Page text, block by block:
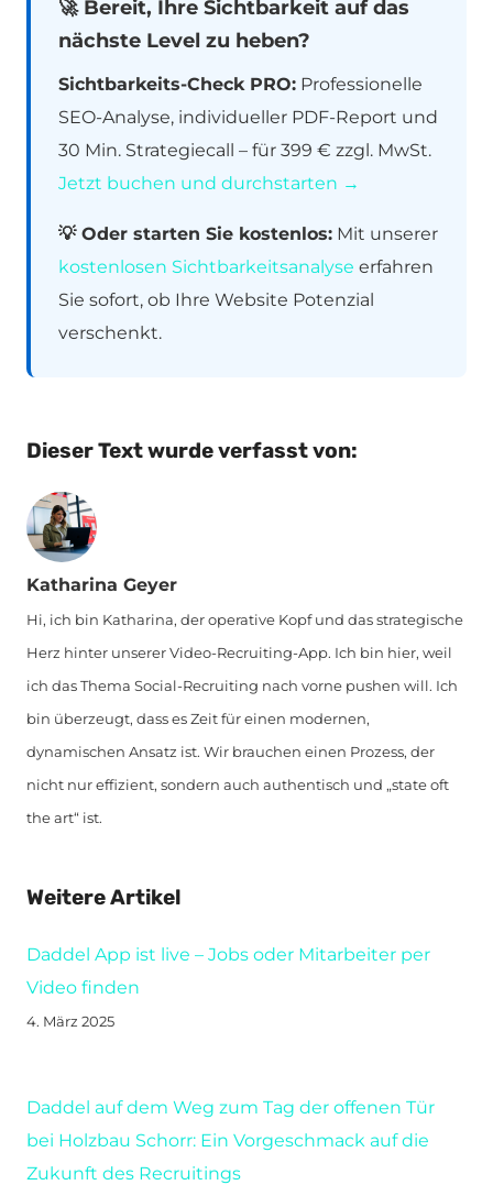
🚀 Bereit, Ihre Sichtbarkeit auf das
nächste Level zu heben?
Sichtbarkeits-Check PRO: Professionelle
SEO-Analyse, individueller PDF-Report und
30 Min. Strategiecall – für 399 € zzgl. MwSt.
Jetzt buchen und durchstarten →
💡 Oder starten Sie kostenlos: Mit unserer
kostenlosen Sichtbarkeitsanalyse erfahren
Sie sofort, ob Ihre Website Potenzial
verschenkt.
Dieser Text wurde verfasst von:
Katharina Geyer
Hi, ich bin Katharina, der operative Kopf und das strategische
Herz hinter unserer Video-Recruiting-App. Ich bin hier, weil
ich das Thema Social-Recruiting nach vorne pushen will. Ich
bin überzeugt, dass es Zeit für einen modernen,
dynamischen Ansatz ist. Wir brauchen einen Prozess, der
nicht nur effizient, sondern auch authentisch und „state oft
the art“ ist.
Weitere Artikel
Daddel App ist live – Jobs oder Mitarbeiter per
Video finden
4. März 2025
Daddel auf dem Weg zum Tag der offenen Tür
bei Holzbau Schorr: Ein Vorgeschmack auf die
Zukunft des Recruitings